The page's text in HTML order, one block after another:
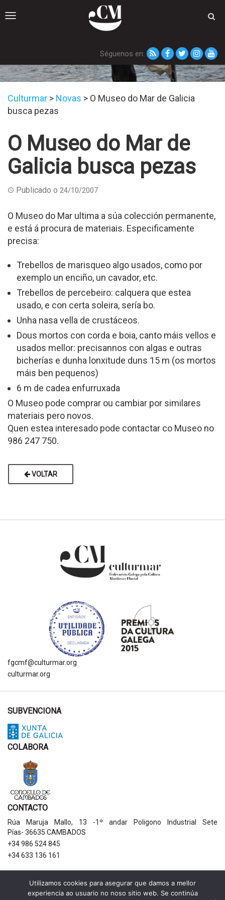
Toggle
Séguenos en:
Novas
Culturmar > Novas > O Museo do Mar de Galicia
busca pezas
O Museo do Mar de
Galicia busca pezas
Publicado o 24/10/2007
O Museo do Mar ultima a súa colección permanente,
e está á procura de materiais. Especificamente
precisa:
Trebellos de marisqueo algo usados, como por
exemplo un enciño, un cavador, etc.
Trebellos de percebeiro: calquera que estea
usado, e con certa soleira, sería bo.
Unha nasa vella de crustáceos.
Dous mortos con corda e boia, canto máis vellos e
usados mellor: precisannos con algas e outras
bicherías e dunha lonxitude duns 15 m (os mortos
máis ben pequenos)
6 m de cadea enfurruxada
O Museo pode comprar ou cambiar por similares
materiais pero novos.
Quen estea interesado pode contactar co Museo no
986 247 750.
VOLTAR
fgcmf@culturmar.org
culturmar.org
SUBVENCIONA
COLABORA
CONTACTO
Rúa Maruja Mallo, 13 -1º andar Poligono Industrial Sete
Pías- 36635 CAMBADOS
+34 986 524 845
+34 633 136 161
AVISOS LEGAIS
Política de privacidade
Utilizamos cookies para asegurar que damos a mellor
experiencia ao usuario no noso sitio web. Se continúa